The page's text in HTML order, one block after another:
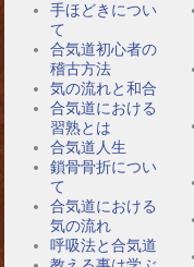
手ほどきについ
て
合気道初心者の
稽古方法
気の流れと和合
合気道における
習熟とは
合気道人生
鎖骨骨折につい
て
合気道における
気の流れ
呼吸法と合気道